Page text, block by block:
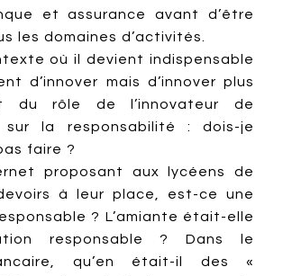
et assurance avant d’être
les domaines d’activités.
où il devient indispensable
d’innover mais d’innover plus
rôle de l’innovateur de
sur la responsabilité : dois-je
faire ?
proposant aux lycéens de
à leur place, est-ce une
? L’amiante était-elle
responsable ? Dans le
qu’en était-il des «